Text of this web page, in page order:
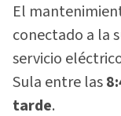
El
conectado a la
servicio
Sula entre las
tarde.